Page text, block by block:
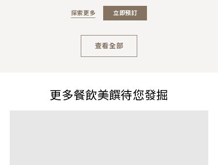
探索更多 立即預訂
查看全部
更多餐飲美饌待您發掘